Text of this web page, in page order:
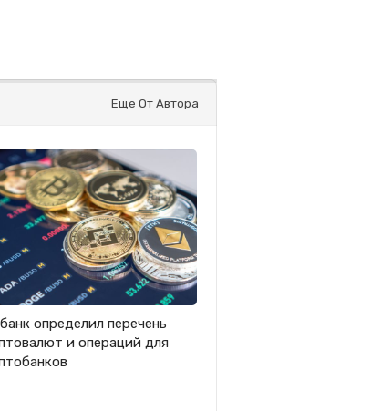
Еще От Автора
определил перечень
и операций для